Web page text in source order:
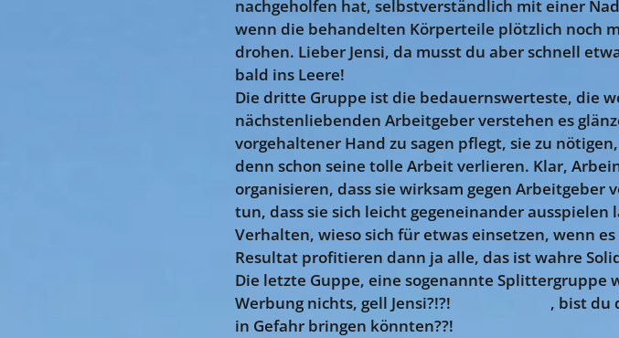
nachgeholfen hat, selbstverständlich mit einer
wenn die behandelten Körperteile plötzlich noch
drohen. Lieber Jensi, da musst du aber schnell
bald ins Leere!
Die dritte Gruppe ist die bedauernswerteste, die
nächstenliebenden Arbeitgeber verstehen es
vorgehaltener Hand zu sagen pflegt, sie zu
denn schon seine tolle Arbeit verlieren. Klar,
organisieren, dass sie wirksam gegen Arbeitgeber
tun, dass sie sich leicht gegeneinander
Verhalten, wieso sich für etwas einsetzen, wenn
Resultat profitieren dann ja alle, das ist wahre
Die letzte Guppe, eine sogenannte
Werbung nichts, gell Jensi?!?! 🤣😎😍😡🤢, bist
in Gefahr bringen könnten??!